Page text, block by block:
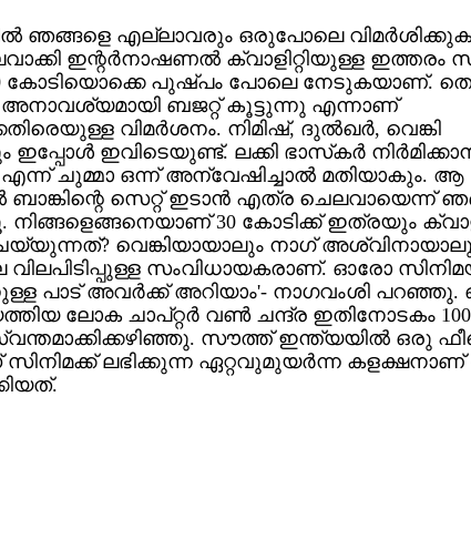
ഞങ്ങളെ എല്ലാവരും ഒരുപോലെ
ഇന്റര്‍നാഷണല്‍ ക്വാളിറ്റിയുള്ള ഇത്തരം
കോടിയൊക്കെ പുഷ്പം പോലെ നേടുകയാണ്.
അനാവശ്യമായി ബജറ്റ് കൂട്ടുന്നു എന്നാണ്
വിമര്‍ശനം. നിമിഷ്, ദുല്‍ഖര്‍, വെങ്കി
ഇവിടെയുണ്ട്. ലക്കി ഭാസ്‌കര്‍
എന്ന് ചുമ്മാ ഒന്ന് അന്വേഷിച്ചാല്‍ മതിയാകും. ആ
ബാങ്കിന്റെ സെറ്റ് ഇടാന്‍ എത്ര ചെലവായെന്ന്
30 കോടിക്ക് ഇത്രയും
വെങ്കിയായാലും നാഗ്
വിലപിടിപ്പുള്ള സംവിധായകരാണ്. ഓരോ
പാട് അവര്‍ക്ക് അറിയാം'- നാഗവംശി
ലോക ചാപ്റ്റര്‍ വണ്‍ ചന്ദ്ര ഇതിനോടകം
സൗത്ത് ഇന്ത്യയില്‍ ഒരു
സിനിമക്ക് ലഭിക്കുന്ന ഏറ്റവുമുയര്‍ന്ന